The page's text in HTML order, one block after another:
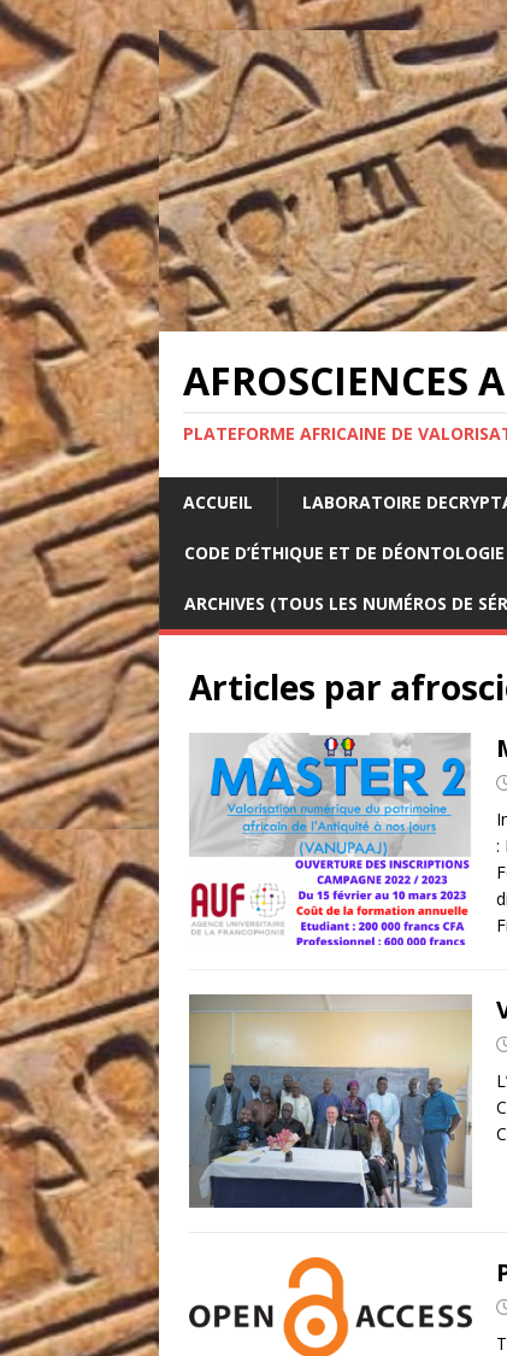
AFROSCIENCES
PLATEFORME AFRICAINE DE
ACCUEIL LABORATOIRE
CODE D’ÉTHIQUE ET DE
ARCHIVES (TOUS LES NUMÉROS DE
Articles par
: